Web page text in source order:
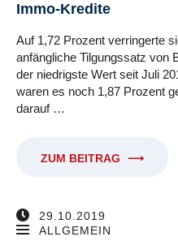
Immo-Kredite
Auf 1,72 Prozent verringerte
anfängliche Tilgungssatz von
der niedrigste Wert seit Juli
waren es noch 1,87 Prozent
darauf …
ZUM BEITRAG ⟶
29.10.2019
ALLGEMEIN